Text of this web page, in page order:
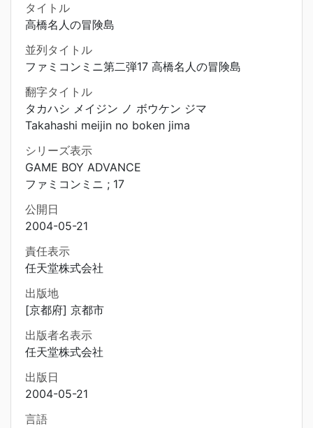
タイトル
高橋名人の冒険島
並列タイトル
ファミコンミニ第二弾17 高橋名人の冒険島
翻字タイトル
タカハシ メイジン ノ ボウケン ジマ
Takahashi meijin no boken jima
シリーズ表示
GAME BOY ADVANCE
ファミコンミニ ; 17
公開日
2004-05-21
責任表示
任天堂株式会社
出版地
[京都府] 京都市
出版者名表示
任天堂株式会社
出版日
2004-05-21
言語